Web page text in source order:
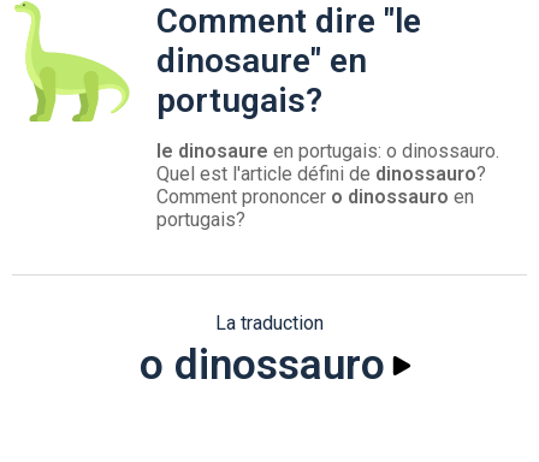
Comment dire "le
dinosaure" en
portugais?
le dinosaure en portugais: o dinossauro.
Quel est l'article défini de dinossauro?
Comment prononcer o dinossauro en
portugais?
La traduction
o dinossauro